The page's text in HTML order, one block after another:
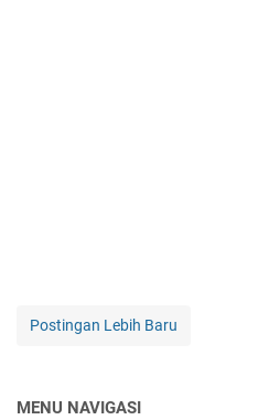
Postingan Lebih Baru
MENU NAVIGASI